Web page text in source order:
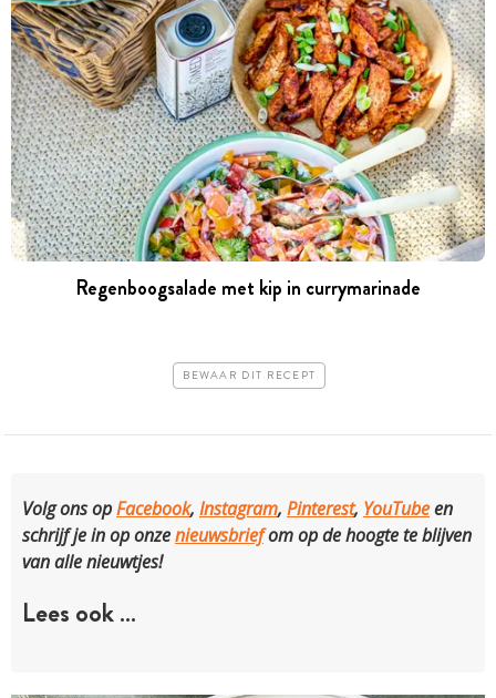
Regenboogsalade met kip in currymarinade
BEWAAR DIT RECEPT
Volg ons opFacebook, Instagram, Pinterest, YouTubeen
schrijf je in op onzenieuwsbriefom op de hoogte te blijven
van alle nieuwtjes!
Lees ook …